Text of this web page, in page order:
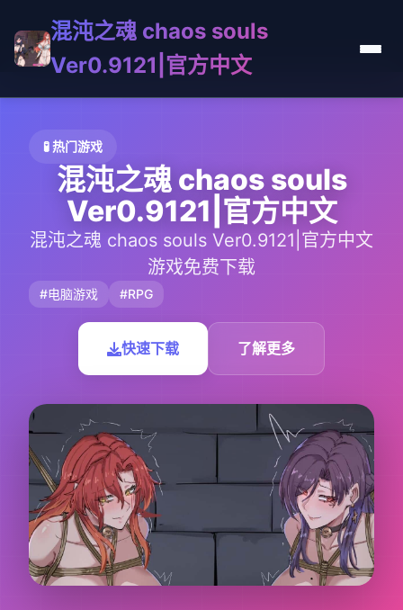
混沌之魂 chaos souls
Ver0.9121|官方中文
🧪 热门游戏
混沌之魂 chaos souls
Ver0.9121|官方中文
混沌之魂 chaos souls Ver0.9121|官方中文
游戏免费下载
#电脑游戏 #RPG
快速下载 了解更多